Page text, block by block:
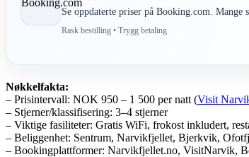
Se oppdaterte priser på Booking.com. Mange
Rask bestilling • Trygg betaling
Nøkkelfakta:
– Prisintervall: NOK 950 – 1 500 per natt (Visit
– Stjerner/klassifisering: 3–4 stjerner
– Viktige fasiliteter: Gratis WiFi, frokost inkludert,
– Beliggenhet: Sentrum, Narvikfjellet, Bjerkvik,
– Bookingplattformer: Narvikfjellet.no, VisitNarvik,